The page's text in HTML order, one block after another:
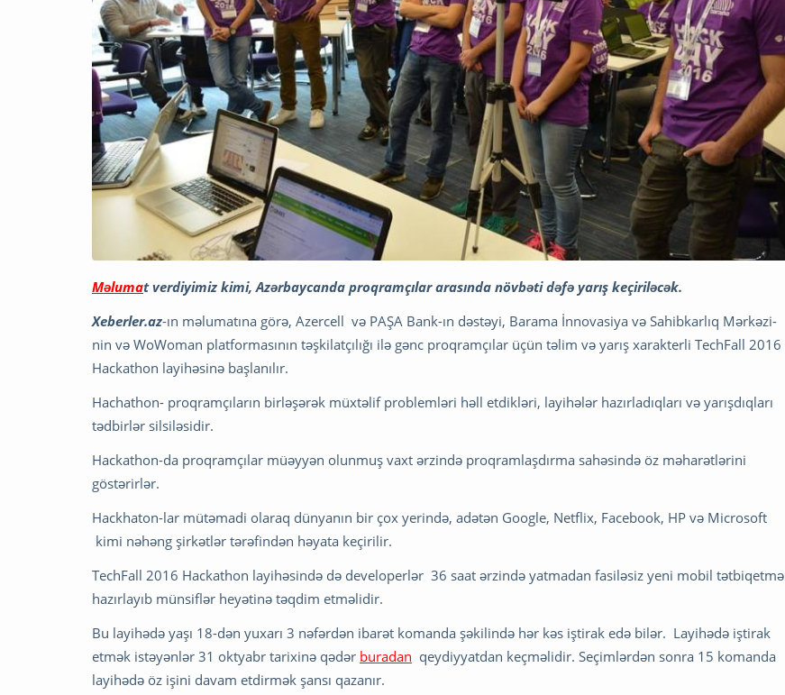
Məlumat verdiyimiz kimi, Azərbaycanda proqramçılar arasında növbəti dəfə yarış keçiriləcək.
Xeberler.az-ın məlumatına görə, Azercell və PAŞA Bank-ın dəstəyi, Barama İnnovasiya və Sahibkarlıq Mərkəzi-
nin və WoWoman platformasının təşkilatçılığı ilə gənc proqramçılar üçün təlim və yarış xarakterli TechFall 2016
Hackathon layihəsinə başlanılır.
Hachathon- proqramçıların birləşərək müxtəlif problemləri həll etdikləri, layihələr hazırladıqları və yarışdıqları
tədbirlər silsiləsidir.
Hackathon-da proqramçılar müəyyən olunmuş vaxt ərzində proqramlaşdırma sahəsində öz məharətlərini
göstərirlər.
Hackhaton-lar mütəmadi olaraq dünyanın bir çox yerində, adətən Google, Netflix, Facebook, HP və Microsoft
kimi nəhəng şirkətlər tərəfindən həyata keçirilir.
TechFall 2016 Hackathon layihəsində də developerlər 36 saat ərzində yatmadan fasiləsiz yeni mobil tətbiqetmə
hazırlayıb münsiflər heyətinə təqdim etməlidir.
Bu layihədə yaşı 18-dən yuxarı 3 nəfərdən ibarət komanda şəkilində hər kəs iştirak edə bilər. Layihədə iştirak
etmək istəyənlər 31 oktyabr tarixinə qədər buradan qeydiyyatdan keçməlidir. Seçimlərdən sonra 15 komanda
layihədə öz işini davam etdirmək şansı qazanır.